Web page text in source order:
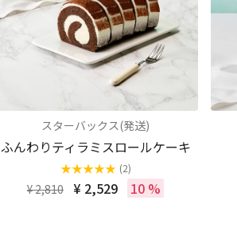
スターバックス(発送)
ふんわりティラミスロールケーキ
★★★★★ (2)
¥ 2,810 ¥ 2,529 10 %